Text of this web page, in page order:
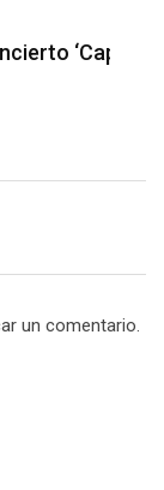
‘Capital
un comentario.